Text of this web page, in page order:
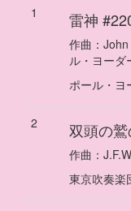
1 雷神
作曲：
ル・ヨーダ
ポール・ヨ
2 双頭の
作曲：
東京吹奏楽